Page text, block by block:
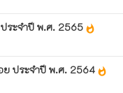
ประจำปี พ.ศ. 2565 whatshot
ย ประจำปี พ.ศ. 2564 whatshot